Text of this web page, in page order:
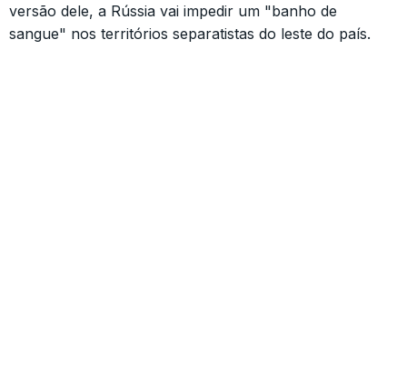
versão dele, a Rússia vai impedir um "banho de
sangue" nos territórios separatistas do leste do país.